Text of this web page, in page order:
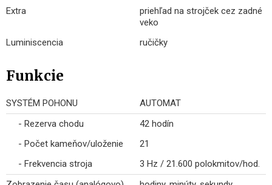
Extra
priehľad na strojček cez zadné
veko
Luminiscencia
ručičky
Funkcie
SYSTÉM POHONU
AUTOMAT
- Rezerva chodu
42 hodín
- Počet kameňov/uloženie
21
- Frekvencia stroja
3 Hz / 21.600 polokmitov/hod.